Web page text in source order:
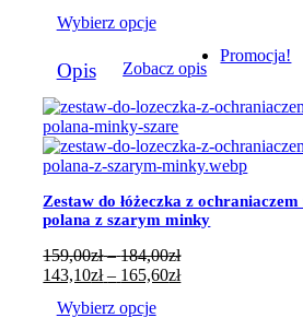
184,00zł
143,10zł
do
Wybierz opcje
produkt
ma
wiele
wariantów.
Opcje
można
wybrać
na
stronie
produktu
Opis Zobacz opis
Promocja!
Zestaw do łóżeczka z
polana z szarym minky
159,00zł – 184,00złZakres
cen:
143,10zł – 165,60złZakres
Wybierz opcje